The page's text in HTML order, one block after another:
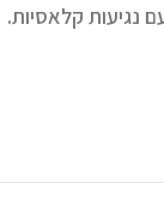
נגיעות קלאסיות.